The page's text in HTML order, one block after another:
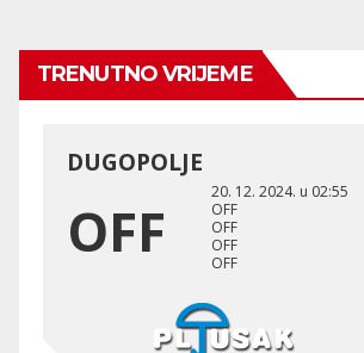
TRENUTNO VRIJEME